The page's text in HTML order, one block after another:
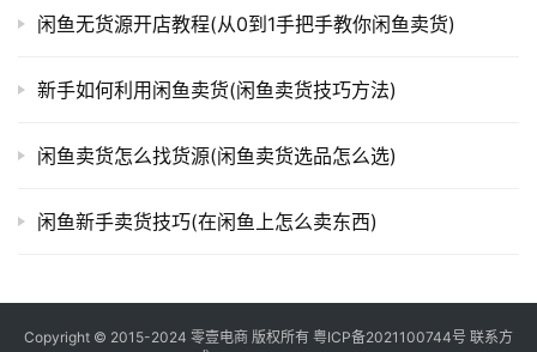
闲鱼无货源开店教程(从0到1手把手教你闲鱼卖货)
新手如何利用闲鱼卖货(闲鱼卖货技巧方法)
闲鱼卖货怎么找货源(闲鱼卖货选品怎么选)
闲鱼新手卖货技巧(在闲鱼上怎么卖东西)
Copyright © 2015-2024 零壹电商 版权所有 粤ICP备2021100744号 联系方